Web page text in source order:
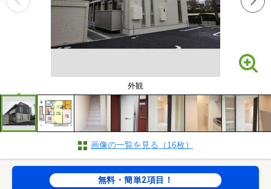
外観
画像の一覧を見る（16枚）
無料・簡単2項目！